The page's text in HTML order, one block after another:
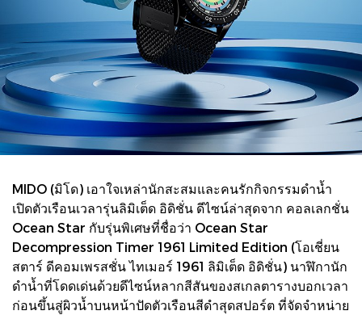
MIDO (มิโด) เอาใจเหล่านักสะสมและคนรักกิจกรรมดำน้ำ
เปิดตัวเรือนเวลารุ่นลิมิเต็ด อิดิชั่น ดีไซน์ล่าสุดจาก คอลเลกชั่น
Ocean Star กับรุ่นพิเศษที่ชื่อว่า Ocean Star
Decompression Timer 1961 Limited Edition (โอเชี่ยน
สตาร์ ดีคอมเพรสชั่น ไทเมอร์ 1961 ลิมิเต็ด อิดิชั่น) นาฬิกานัก
ดำน้ำที่โดดเด่นด้วยดีไซน์หลากสีสันของสเกลตารางบอกเวลา
ก่อนขึ้นสู่ผิวน้ำบนหน้าปัดตัวเรือนสีดำสุดสปอร์ต ที่จัดจำหน่าย